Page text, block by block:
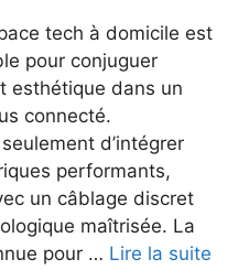
tech à domicile est
pour conjuguer
esthétique dans un
connecté.
d’intégrer
performants,
un câblage discret
maîtrisée. La
pour … Lire la suite